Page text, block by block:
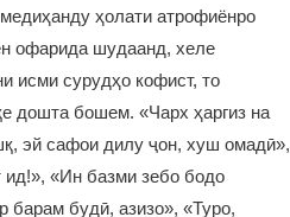
ҳолати атрофиёнро
офарида шудаанд, хеле
исми сурудҳо кофист, то
дошта бошем. «Чарх ҳаргиз на
эй сафои дилу ҷон, хуш омадӣ»,
«Ин базми зебо бодо
барам будӣ, азизо», «Туро,